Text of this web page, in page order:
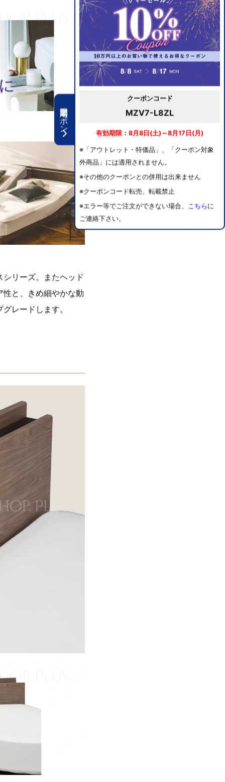
期間限定クーポン
クーポンコード
MZV7-L8ZL
有効期限：8月8日(土)～8月17日(月)
※「アウトレット・特価品」、「クーポン対象
外商品」には適用されません。
※その他のクーポンとの併用は出来ません
※クーポンコード転売、転載禁止
※エラー等でご注文ができない場合、 こちら に
ご連絡下さい。
リーズ。またヘッド
と、きめ細やかな動
レードします。